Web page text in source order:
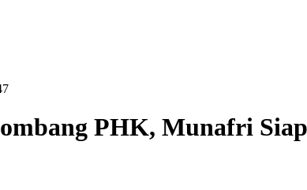
PHK, Munafri